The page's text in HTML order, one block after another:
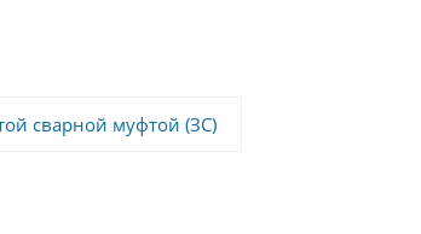
сварной муфтой (ЗС)